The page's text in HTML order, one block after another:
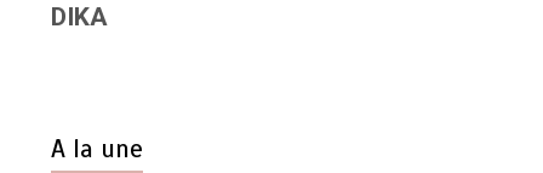
DIKA
A la une